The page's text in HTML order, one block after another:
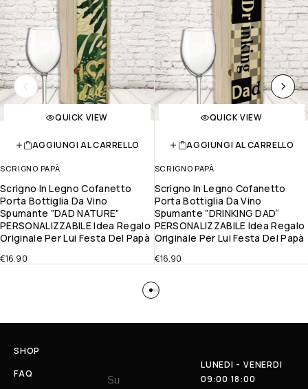
QUICK VIEW
AGGIUNGI AL CARRELLO
SCRIGNO PAPÀ
Scrigno In Legno Cofanetto
Porta Bottiglia Da Vino
Spumante ”DAD NATURE”
PERSONALIZZABILE Idea Regalo
Originale Per Lui Festa Del Papà
€16.90
QUICK VIEW
AGGIUNGI AL CARRELLO
SCRIGNO PAPÀ
Scrigno In Legno Cofanetto
Porta Bottiglia Da Vino
Spumante ”DRINKING DAD“
PERSONALIZZABILE Idea Regalo
Originale Per Lui Festa Del Papà
€16.90
SHOP
FAQ
Su
LUNEDI - VENERDI
09:00 18:00